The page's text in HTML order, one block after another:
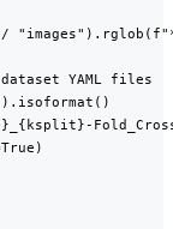
YAML files